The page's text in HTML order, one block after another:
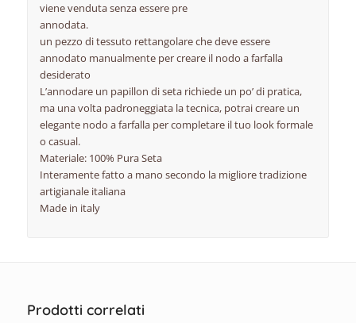
viene venduta senza essere pre
annodata.
un pezzo di tessuto rettangolare che deve essere
annodato manualmente per creare il nodo a farfalla
desiderato
L’annodare un papillon di seta richiede un po’ di pratica,
ma una volta padroneggiata la tecnica, potrai creare un
elegante nodo a farfalla per completare il tuo look formale
o casual.
Materiale: 100% Pura Seta
Interamente fatto a mano secondo la migliore tradizione
artigianale italiana
Made in italy
Prodotti correlati